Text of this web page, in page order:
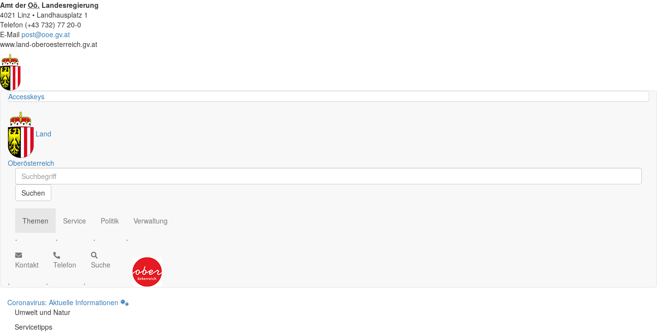
Amt derOö. Landesregierung
4021 Linz • Landhausplatz 1
Telefon (+43 732) 77 20-0
E-Mail post@ooe.gv.at
www.land-oberoesterreich.gv.at
Accesskeys
Land
Oberösterreich
Schnellsuche
Schnellsuche
Suchen
Themen
.
Service
.
Politik
.
Verwaltung
.
Kontakt
.
Telefon
.
Suche
.
Coronavirus: Aktuelle Informationen
Umwelt und Natur
Servicetipps